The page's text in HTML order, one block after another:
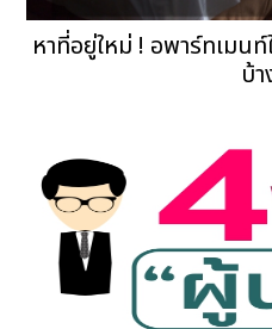
หาที่อยู่ใหม่ ! อพาร์ทเมนท์
บ้